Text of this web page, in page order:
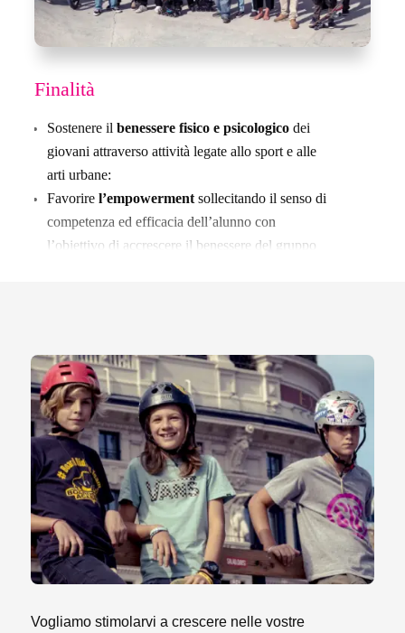
Finalità
Sostenere ilbenessere fisico e psicologico dei
giovani attraverso attività legate allo sport e alle
arti urbane:
Favorirel’empowerment sollecitando il senso di
competenza ed efficacia dell’alunno con
l’obiettivo di accrescere il benessere del gruppo
corporeitàecoordinazione motoria;
Sviluppare la capacità diproblem solvinge
decision making;
Soddisfare le esigenze di gioco e di movimento in
un
clima collaborativo e cooperativoall’interno
del gruppo dei pari;
Migliorare lecapacità di confronto e
comunicazione efficace;
Sapersi confrontare con i pari, facendo valere il
propriopensiero criticoin un clima costruttivo.
Modalità
Vogliamo stimolarvi a crescere nelle vostre